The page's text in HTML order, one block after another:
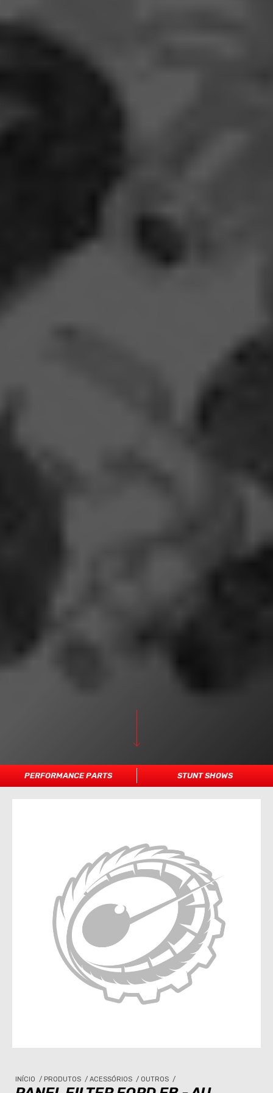
PERFORMANCE PARTS STUNT SHOWS
INÍCIO / PRODUTOS / ACESSÓRIOS / OUTROS /